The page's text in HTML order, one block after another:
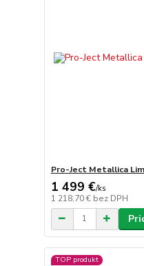
Pro-Ject Metallica
1 499 €/ks
1 218,70 € bez DPH
TOP produkt